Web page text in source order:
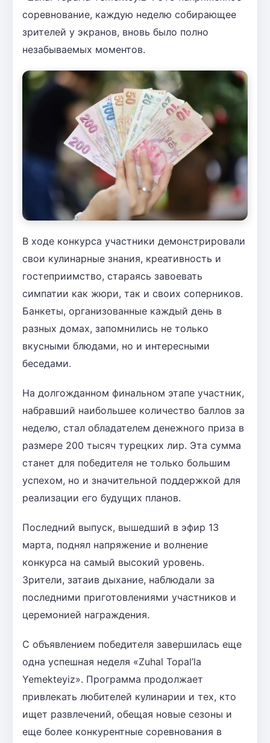
соревнование, каждую неделю собирающее
зрителей у экранов, вновь было полно
незабываемых моментов.
В ходе конкурса участники демонстрировали
свои кулинарные знания, креативность и
гостеприимство, стараясь завоевать
симпатии как жюри, так и своих соперников.
Банкеты, организованные каждый день в
разных домах, запомнились не только
вкусными блюдами, но и интересными
беседами.
На долгожданном финальном этапе участник,
набравший наибольшее количество баллов за
неделю, стал обладателем денежного приза в
размере 200 тысяч турецких лир. Эта сумма
станет для победителя не только большим
успехом, но и значительной поддержкой для
реализации его будущих планов.
Последний выпуск, вышедший в эфир 13
марта, поднял напряжение и волнение
конкурса на самый высокий уровень.
Зрители, затаив дыхание, наблюдали за
последними приготовлениями участников и
церемонией награждения.
С объявлением победителя завершилась еще
одна успешная неделя «Zuhal Topal’la
Yemekteyiz». Программа продолжает
привлекать любителей кулинарии и тех, кто
ищет развлечений, обещая новые сезоны и
еще более конкурентные соревнования в